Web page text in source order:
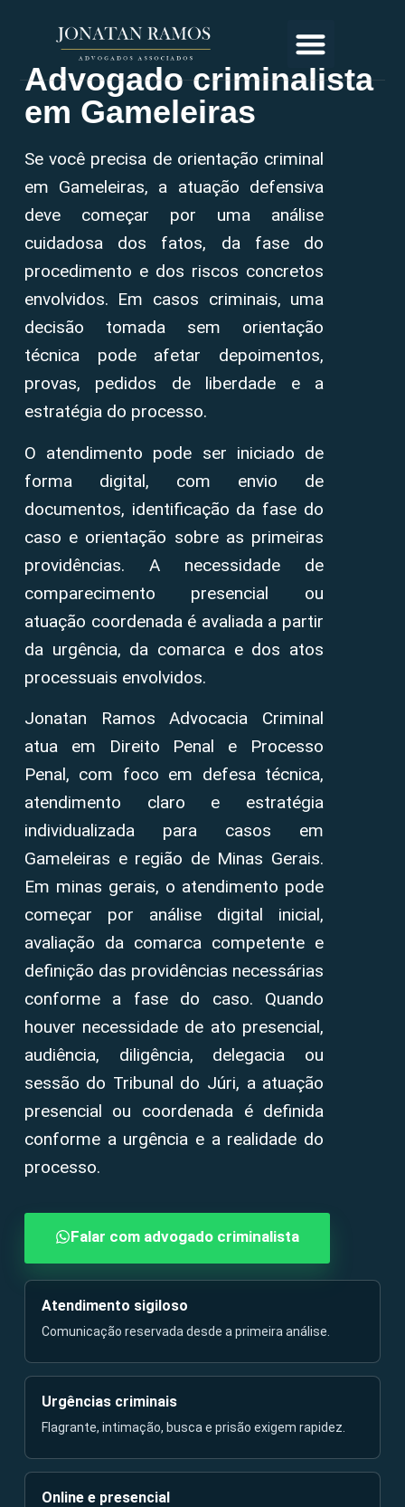
Advogado criminalista
em Gameleiras
Se você precisa de orientação criminal
em Gameleiras, a atuação defensiva
deve começar por uma análise
cuidadosa dos fatos, da fase do
procedimento e dos riscos concretos
envolvidos. Em casos criminais, uma
decisão tomada sem orientação
técnica pode afetar depoimentos,
provas, pedidos de liberdade e a
estratégia do processo.
O atendimento pode ser iniciado de
forma digital, com envio de
documentos, identificação da fase do
caso e orientação sobre as primeiras
providências. A necessidade de
comparecimento presencial ou
atuação coordenada é avaliada a partir
da urgência, da comarca e dos atos
processuais envolvidos.
Jonatan Ramos Advocacia Criminal
atua em Direito Penal e Processo
Penal, com foco em defesa técnica,
atendimento claro e estratégia
individualizada para casos em
Gameleiras e região de Minas Gerais.
Em minas gerais, o atendimento pode
começar por análise digital inicial,
avaliação da comarca competente e
definição das providências necessárias
conforme a fase do caso. Quando
houver necessidade de ato presencial,
audiência, diligência, delegacia ou
sessão do Tribunal do Júri, a atuação
presencial ou coordenada é definida
conforme a urgência e a realidade do
processo.
Falar com advogado criminalista
Atendimento sigiloso
Comunicação reservada desde a primeira análise.
Urgências criminais
Flagrante, intimação, busca e prisão exigem rapidez.
Online e presencial